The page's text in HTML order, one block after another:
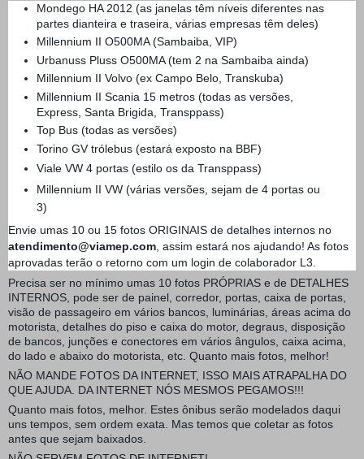
Mondego HA 2012 (as janelas têm níveis diferentes nas
partes dianteira e traseira, várias empresas têm deles)
Millennium II O500MA (Sambaiba, VIP)
Urbanuss Pluss O500MA (tem 2 na Sambaiba ainda)
Millennium II Volvo (ex Campo Belo, Transkuba)
Millennium II Scania 15 metros (todas as versões,
Express, Santa Brigida, Transppass)
Top Bus (todas as versões)
Torino GV trólebus (estará exposto na BBF)
Viale VW 4 portas (estilo os da Transppass)
Millennium II VW (várias versões, sejam de 4 portas ou
3)
Envie umas 10 ou 15 fotos ORIGINAIS de detalhes internos no
atendimento@viamep.com , assim estará nos ajudando! As fotos
aprovadas terão o retorno com um login de colaborador L3.
Precisa ser no mínimo umas 10 fotos PRÓPRIAS e de DETALHES
INTERNOS, pode ser de painel, corredor, portas, caixa de portas,
visão de passageiro em vários bancos, luminárias, áreas acima do
motorista, detalhes do piso e caixa do motor, degraus, disposição
de bancos, junções e conectores em vários ângulos, caixa acima,
do lado e abaixo do motorista, etc. Quanto mais fotos, melhor!
NÃO MANDE FOTOS DA INTERNET, ISSO MAIS ATRAPALHA DO
QUE AJUDA. DA INTERNET NÓS MESMOS PEGAMOS!!!
Quanto mais fotos, melhor. Estes ônibus serão modelados daqui
uns tempos, sem ordem exata. Mas temos que coletar as fotos
antes que sejam baixados.